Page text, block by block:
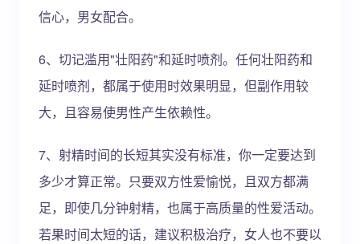
信心，男女配合。
6、切记滥用"壮阳药"和延时喷剂。任何壮阳药和
延时喷剂，都属于使用时效果明显，但副作用较
大，且容易使男性产生依赖性。
7、射精时间的长短其实没有标准，你一定要达到
多少才算正常。只要双方性爱愉悦，且双方都满
足，即使几分钟射精，也属于高质量的性爱活动。
若果时间太短的话，建议积极治疗，女人也不要以